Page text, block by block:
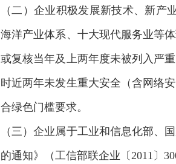
（二）企业积极发展新技术、新产
海洋产业体系、十大现代服务业等
或复核当年及上两年度未被列入严
时近两年未发生重大安全（含网络
合绿色门槛要求。
（三）企业属于工业和信息化部、
的通知》（工信部联企业〔2011〕